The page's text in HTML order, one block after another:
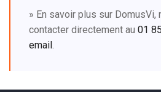
» En savoir plus sur DomusVi,
contacter directement au 01
email